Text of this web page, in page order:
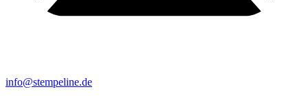
info@stempeline.de